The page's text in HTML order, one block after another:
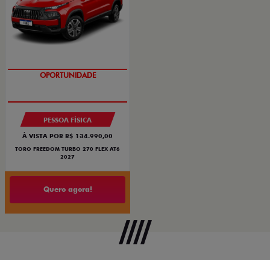
OPORTUNIDADE
PESSOA FÍSICA
À VISTA POR R$ 134.990,00
TORO FREEDOM TURBO 270 FLEX AT6
2027
Quero agora!